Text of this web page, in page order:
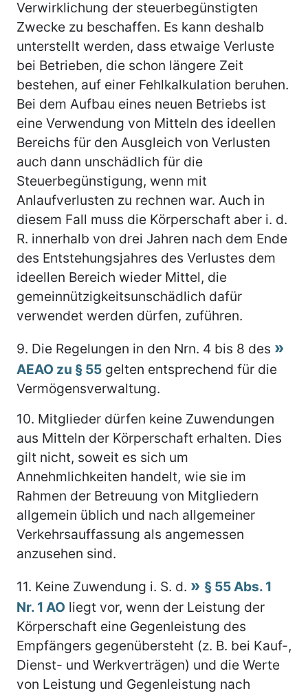
Verwirklichung der steuerbegünstigten
Zwecke zu beschaffen. Es kann deshalb
unterstellt werden, dass etwaige Verluste
bei Betrieben, die schon längere Zeit
bestehen, auf einer Fehlkalkulation beruhen.
Bei dem Aufbau eines neuen Betriebs ist
eine Verwendung von Mitteln des ideellen
Bereichs für den Ausgleich von Verlusten
auch dann unschädlich für die
Steuerbegünstigung, wenn mit
Anlaufverlusten zu rechnen war. Auch in
diesem Fall muss die Körperschaft aber i. d.
R. innerhalb von drei Jahren nach dem Ende
des Entstehungsjahres des Verlustes dem
ideellen Bereich wieder Mittel, die
gemeinnützigkeitsunschädlich dafür
verwendet werden dürfen, zuführen.
9. Die Regelungen in den Nrn. 4 bis 8 des
AEAO zu § 55 gelten entsprechend für die
Vermögensverwaltung.
10. Mitglieder dürfen keine Zuwendungen
aus Mitteln der Körperschaft erhalten. Dies
gilt nicht, soweit es sich um
Annehmlichkeiten handelt, wie sie im
Rahmen der Betreuung von Mitgliedern
allgemein üblich und nach allgemeiner
Verkehrsauffassung als angemessen
anzusehen sind.
11. Keine Zuwendung i. S. d.
§ 55 Abs. 1
Nr. 1 AO liegt vor, wenn der Leistung der
Körperschaft eine Gegenleistung des
Empfängers gegenübersteht (z. B. bei Kauf-,
Dienst- und Werkverträgen) und die Werte
von Leistung und Gegenleistung nach